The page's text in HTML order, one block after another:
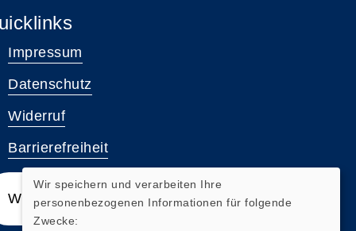
Impressum
Datenschutz
Widerruf
Barrierefreiheit
Widerrufsformular
Wir speichern und verarbeiten Ihre
personenbezogenen Informationen für folgende
Zwecke: